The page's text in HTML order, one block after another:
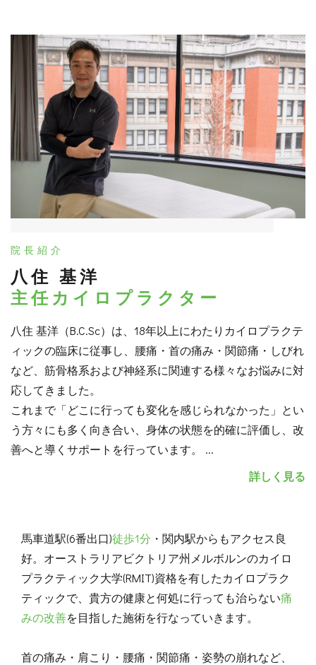
院長紹介
八住 基洋
主任カイロプラクター
八住 基洋（B.C.Sc）は、18年以上にわたりカイロプラクテ
ィックの臨床に従事し、腰痛・首の痛み・関節痛・しびれ
など、筋骨格系および神経系に関連する様々なお悩みに対
応してきました。
これまで「どこに行っても変化を感じられなかった」とい
う方々にも多く向き合い、身体の状態を的確に評価し、改
善へと導くサポートを行っています。 ...
詳しく見る
馬車道駅(6番出口)徒歩1分 ・関内駅からもアクセス良
好。オーストラリアビクトリア州メルボルンのカイロ
プラクティック大学(RMIT)資格を有したカイロプラク
ティックで、貴方の健康と何処に行っても治らない痛
みの改善を目指した施術を行なっていきます。
首の痛み・肩こり・腰痛・関節痛・姿勢の崩れなど、